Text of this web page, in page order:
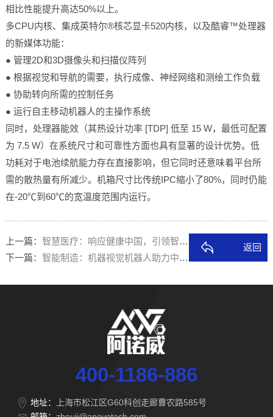
相比性能提升高达50%以上。
多CPU内核、集成英特尔®核芯显卡520内核，以及酷睿™处理器
的新媒体功能：
● 管理2D和3D摄像头和扫描仪阵列
● 根据视觉和导航的需要，执行成像、神经网络和测绘工作负载
● 协助转向所需的控制任务
● 运行自主移动机器人的主操作系统
同时，处理器能效（其热设计功率 [TDP] 低至 15 W，最低可配置
为 7.5 W）在系统尺寸和可靠性方面也具有显著的设计优势。低
功耗对于电池续航能力存在直接影响，但它同时还意味着平台所
需的散热量有所减少。机箱尺寸比传统IPC缩小了80%，同时仍能
在-20℃到60℃的宽温度范围内运行。
上一篇： 智慧医疗：响应健康中国，引领智慧医疗
下一篇： 智能制造：机器视觉机器人助力中国智造
返回
400-1186-886
地址：
上海市松江区G60科创走廊曹农路585号